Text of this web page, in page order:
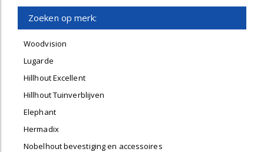
Zoeken op merk:
Woodvision
Lugarde
Hillhout Excellent
Hillhout Tuinverblijven
Elephant
Hermadix
Nobelhout bevestiging en accessoires